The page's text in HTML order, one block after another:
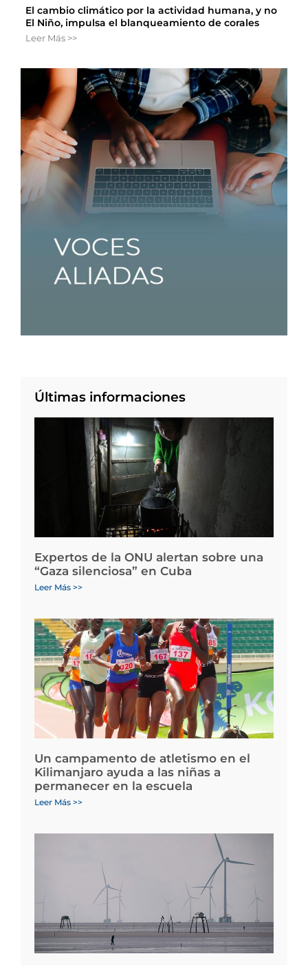
El cambio climático por la actividad humana, y no
El Niño, impulsa el blanqueamiento de corales
Leer Más >>
Últimas informaciones
Expertos de la ONU alertan sobre una
“Gaza silenciosa” en Cuba
Leer Más >>
Un campamento de atletismo en el
Kilimanjaro ayuda a las niñas a
permanecer en la escuela
Leer Más >>